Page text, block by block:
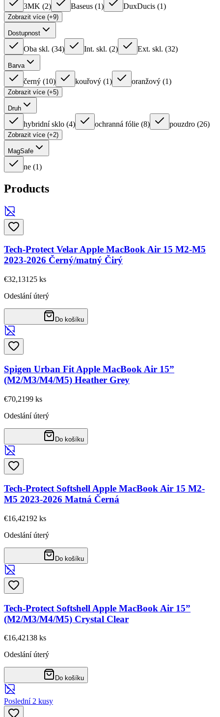
3MK (2) Baseus (1) DuxDucis (1)
Zobrazit více (+9)
Dostupnost
Oba skl. (34) Int. skl. (2) Ext. skl. (32)
Barva
černý (10) kouřový (1) oranžový (1)
Zobrazit více (+5)
Druh
hybridní sklo (4) ochranná fólie (8) pouzdro (26)
Zobrazit více (+2)
MagSafe
ne (1)
Products
Tech-Protect Velar Apple MacBook Air 15 M2-M5
2023-2026 Černý/matný Čirý
€32,13125 ks
Odeslání úterý
Do košíku
Spigen Urban Fit Apple MacBook Air 15”
(M2/M3/M4/M5) Heather Grey
€70,2199 ks
Odeslání úterý
Do košíku
Tech-Protect Softshell Apple MacBook Air 15 M2-
M5 2023-2026 Matná Černá
€16,42192 ks
Odeslání úterý
Do košíku
Tech-Protect Softshell Apple MacBook Air 15”
(M2/M3/M4/M5) Crystal Clear
€16,42138 ks
Odeslání úterý
Do košíku
Poslední 2 kusy